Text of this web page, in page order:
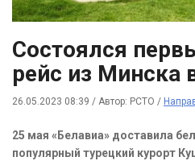
Состоялся
рейс из Минска
26.05.2023 08:39 / Автор: РСТО /
25 мая «Белавиа» доставила
популярный турецкий курорт